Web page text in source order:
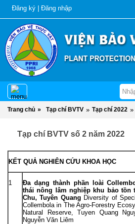
Đăng ký Đăng nhập
Trang chủ » Tạp chí BVTV » Tạp chí 2022 »
Tạp chí BVTV số 2 năm 2022
KẾT QUẢ NGHIÊN CỨU KHOA HỌC
1
Đa dạng thành phần loài
thái nông lâm nghiệp khu bảo tồn
Chu, Tuyên Quang Diversity of
Collembola in The Agro-Forestry
Natural Reserve, Tuyen Quang
Nguyễn Văn Liêm